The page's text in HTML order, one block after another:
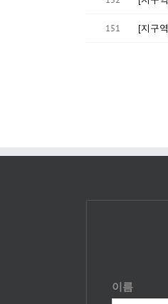
151 [지구
이름